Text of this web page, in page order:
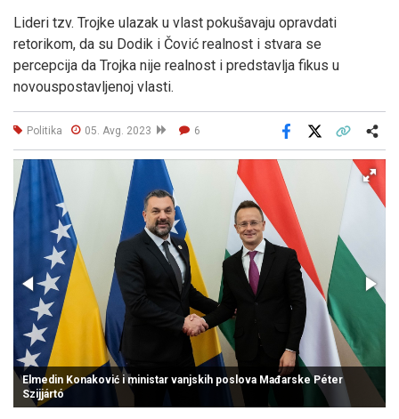
Lideri tzv. Trojke ulazak u vlast pokušavaju opravdati
retorikom, da su Dodik i Čović realnost i stvara se
percepcija da Trojka nije realnost i predstavlja fikus u
novouspostavljenoj vlasti.
Politika 05. Avg. 2023 6
Facebook
Elmedin Konaković i ministar vanjskih poslova Mađarske Péter
Szijjártó